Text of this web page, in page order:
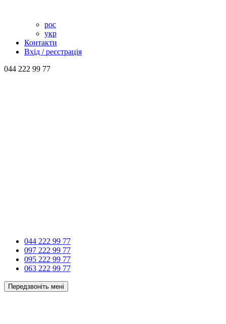
рос
укр
Контакти
Вхід / реєстрація
044 222 99 77
044 222 99 77
097 222 99 77
095 222 99 77
063 222 99 77
Передзвоніть мені